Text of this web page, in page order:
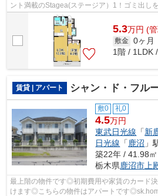
ント満載のStagea(ステージア）1！ゴミ出し
かずに済むゴミ置き場を共用部に設置...
5.3万円 (
敷金 0ヶ月
1階 / 1LDK
賃貸 | アパート シャン・ド・フル
敷0 礼0
4.5万円
東武日光線 「新
日光線 「鹿沼 」
築22年 / 41.98㎡
栃木県鹿沼市 上
最上階の物件です◎初期費用や家賃のカード
けます◎こちらの物件はアパートです